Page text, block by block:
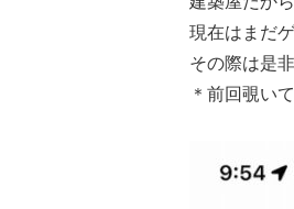
現在はまだ
その際は是
＊前回覗い